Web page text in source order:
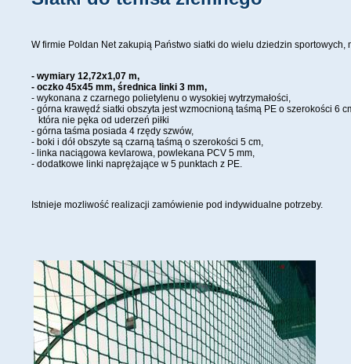
W firmie Poldan Net zakupią Państwo siatki do wielu dziedzin sportowych,
- wymiary 12,72x1,07 m,
- oczko 45x45 mm, średnica linki 3 mm,
- wykonana z czarnego polietylenu o wysokiej wytrzymałości,
- górna krawędź siatki obszyta jest wzmocnioną taśmą PE o szerokości 6
która nie pęka od uderzeń piłki
- górna taśma posiada 4 rzędy szwów,
- boki i dół obszyte są czarną taśmą o szerokości 5 cm,
- linka naciągowa kevlarowa, powlekana PCV 5 mm,
- dodatkowe linki naprężające w 5 punktach z PE.
Istnieje mozliwość realizacji zamówienie pod indywidualne potrzeby.